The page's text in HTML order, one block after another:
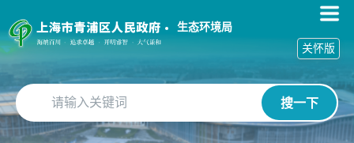
障
碍
作
说
明
跳
生态环境局
搜一下
关怀版